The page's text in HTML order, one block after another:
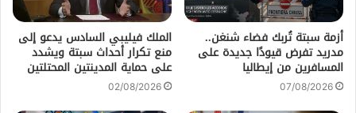
أزمة سبتة تُربك فضاء شنغن..
مدريد تفرض قيودًا جديدة على
المسافرين من إيطاليا
07/08/2026
الملك فيليبي السادس يدعو إلى
منع تكرار أحداث سبتة ويشدد
على حماية المدينتين المحتلتين
02/08/2026